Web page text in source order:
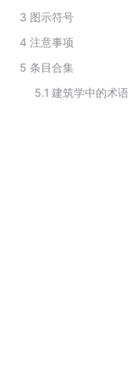
3 图示符号
4 注意事项
5 条目合集
5.1 建筑学中的术语